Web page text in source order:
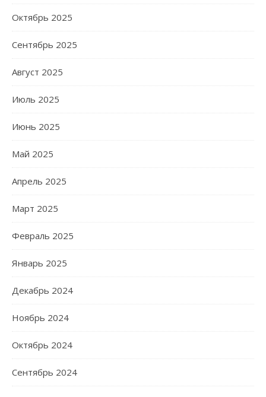
Октябрь 2025
Сентябрь 2025
Август 2025
Июль 2025
Июнь 2025
Май 2025
Апрель 2025
Март 2025
Февраль 2025
Январь 2025
Декабрь 2024
Ноябрь 2024
Октябрь 2024
Сентябрь 2024